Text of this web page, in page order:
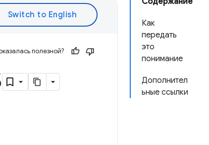
Как
передать
это
понимание
Дополнител
ьные ссылки
полезной?